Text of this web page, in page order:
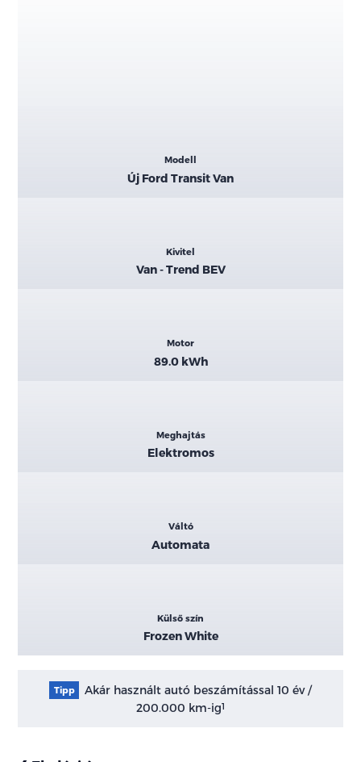
Modell
Új Ford Transit Van
Kivitel
Van - Trend BEV
Motor
89.0 kWh
Meghajtás
Elektromos
Váltó
Automata
Külső szín
Frozen White
Tipp
Akár használt autó beszámítással 10 év /
200.000 km-ig1